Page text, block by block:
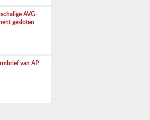
AVG-
gesloten
van AP